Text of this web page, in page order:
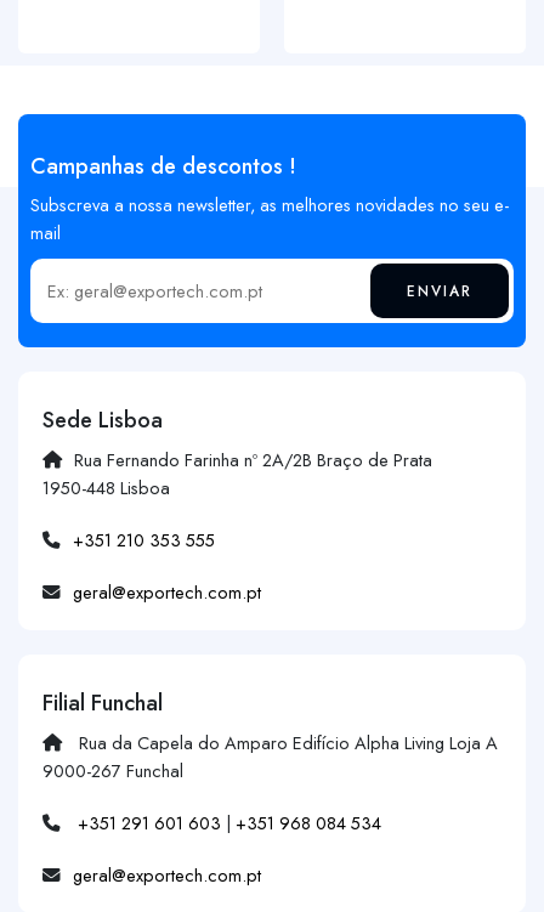
Campanhas de descontos !
Subscreva a nossa newsletter, as melhores novidades no seu e-
mail
Insira o seu email ENVIAR
Sede Lisboa
Rua Fernando Farinha nº 2A/2B Braço de Prata
1950-448 Lisboa
+351 210 353 555
geral@exportech.com.pt
Filial Funchal
Rua da Capela do Amparo Edifício Alpha Living Loja A
9000-267 Funchal
+351 291 601 603 | +351 968 084 534
geral@exportech.com.pt